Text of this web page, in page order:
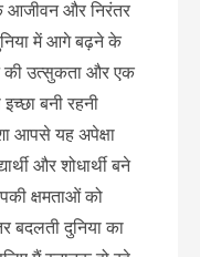
आजीवन और निरंतर
में आगे बढ़ने के
की उत्सुकता और एक
बनी रहनी
आपसे यह अपेक्षा
और शोधार्थी बने
क्षमताओं को
दुनिया का